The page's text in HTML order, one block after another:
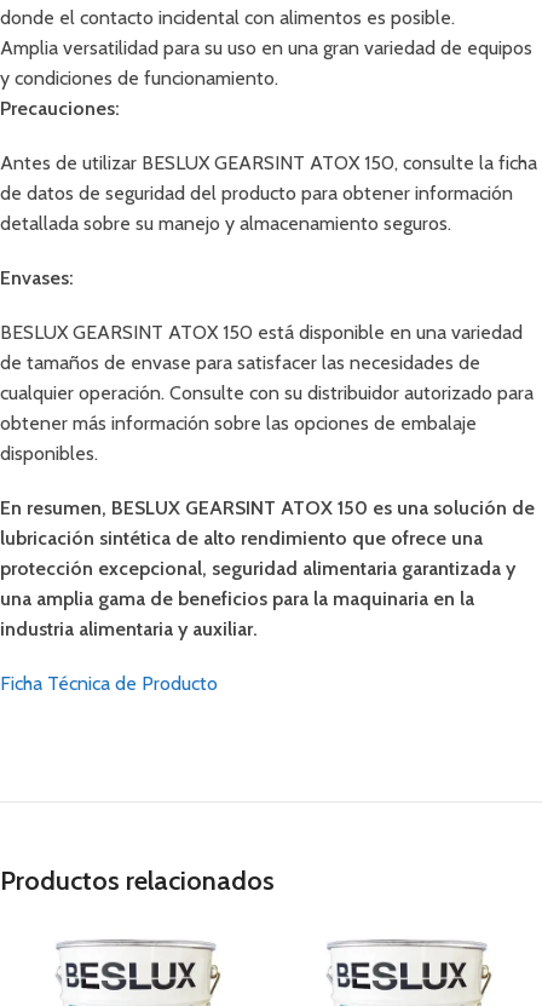
donde el contacto incidental con alimentos es posible.
Amplia versatilidad para su uso en una gran variedad de equipos
y condiciones de funcionamiento.
Precauciones:
Antes de utilizar BESLUX GEARSINT ATOX 150, consulte la ficha
de datos de seguridad del producto para obtener información
detallada sobre su manejo y almacenamiento seguros.
Envases:
BESLUX GEARSINT ATOX 150 está disponible en una variedad
de tamaños de envase para satisfacer las necesidades de
cualquier operación. Consulte con su distribuidor autorizado para
obtener más información sobre las opciones de embalaje
disponibles.
En resumen, BESLUX GEARSINT ATOX 150 es una solución de
lubricación sintética de alto rendimiento que ofrece una
protección excepcional, seguridad alimentaria garantizada y
una amplia gama de beneficios para la maquinaria en la
industria alimentaria y auxiliar.
Ficha Técnica de Producto
Productos relacionados